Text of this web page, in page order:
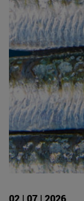
02 | 07 | 2026